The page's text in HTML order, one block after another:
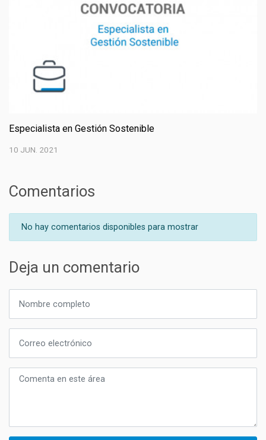
Especialista en Gestión Sostenible
10 JUN. 2021
Comentarios
No hay comentarios disponibles para mostrar
Deja un comentario